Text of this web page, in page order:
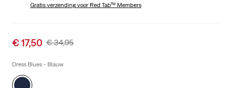
Gratis verzendingvoor Red Tab™ Members
Sale
is
€ 17,50 Original
Was
€ 34,95
Dress Blues - Blauw